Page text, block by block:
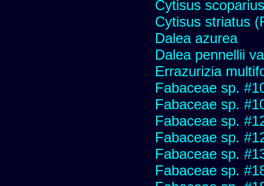
Cytisus scoparius
Cytisus striatus
Dalea azurea
Dalea pennellii
Errazurizia
Fabaceae sp.
Fabaceae sp.
Fabaceae sp.
Fabaceae sp.
Fabaceae sp.
Fabaceae sp.